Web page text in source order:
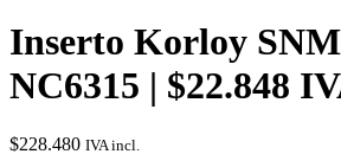
Inserto Korloy
NC6315 | $22.848
$228.480 IVA incl.